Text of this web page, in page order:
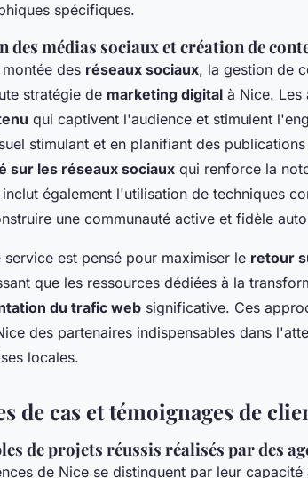
spécifiques.
des médias sociaux et création de
des réseaux sociaux, la gestion de
stratégie de marketing digital à Nice. Les
qui captivent l'audience et stimulent
stimulant et en planifiant des
sur les réseaux sociaux qui renforce la
également l'utilisation de techniques
une communauté active et fidèle
service est pensé pour maximiser le retour
que les ressources dédiées à la
du trafic web significative. Ces
des partenaires indispensables dans
locales.
de cas et témoignages de
de projets réussis réalisés par des
de Nice se distinguent par leur